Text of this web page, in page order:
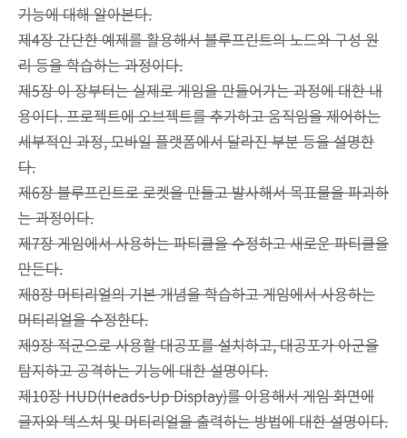
기능에 대해 알아본다.
제4장 간단한 예제를 활용해서 블루프린트의 노드와 구성 원
리 등을 학습하는 과정이다.
제5장 이 장부터는 실제로 게임을 만들어가는 과정에 대한 내
용이다. 프로젝트에 오브젝트를 추가하고 움직임을 제어하는
세부적인 과정, 모바일 플랫폼에서 달라진 부분 등을 설명한
다.
제6장 블루프린트로 로켓을 만들고 발사해서 목표물을 파괴하
는 과정이다.
제7장 게임에서 사용하는 파티클을 수정하고 새로운 파티클을
만든다.
제8장 머티리얼의 기본 개념을 학습하고 게임에서 사용하는
머티리얼을 수정한다.
제9장 적군으로 사용할 대공포를 설치하고, 대공포가 아군을
탐지하고 공격하는 기능에 대한 설명이다.
제10장 HUD(Heads-Up Display)를 이용해서 게임 화면에
글자와 텍스처 및 머티리얼을 출력하는 방법에 대한 설명이다.